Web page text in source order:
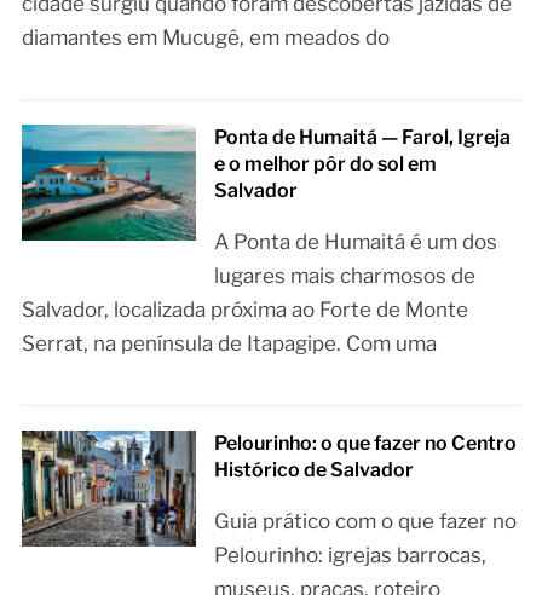
diamantes em Mucugê, em meados do
Ponta de Humaitá — Farol, Igreja
e o melhor pôr do sol em
Salvador
A Ponta de Humaitá é um dos
lugares mais charmosos de
Salvador, localizada próxima ao Forte de Monte
Serrat, na península de Itapagipe. Com uma
Pelourinho: o que fazer no Centro
Histórico de Salvador
Guia prático com o que fazer no
Pelourinho: igrejas barrocas,
museus, praças, roteiro